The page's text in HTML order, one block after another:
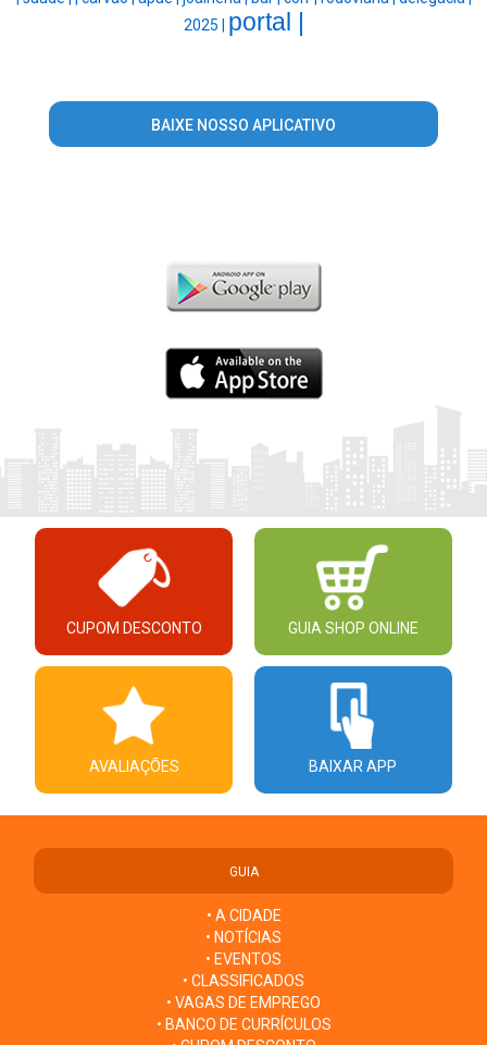
2025 | portal |
BAIXE NOSSO APLICATIVO
CUPOM DESCONTO GUIA SHOP ONLINE
AVALIAÇÕES BAIXAR APP
GUIA
• A CIDADE
• NOTÍCIAS
• EVENTOS
• CLASSIFICADOS
• VAGAS DE EMPREGO
• BANCO DE CURRÍCULOS